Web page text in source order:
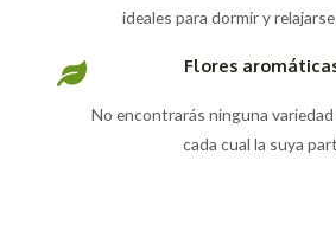
ideales para dormir y
Flores
No encontrarás ninguna variedad
cada cual la suya